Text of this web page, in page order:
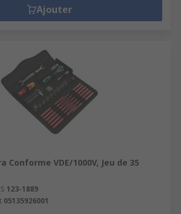
Ajouter
Conforme VDE/1000V, Jeu de 35
123-1889
05135926001